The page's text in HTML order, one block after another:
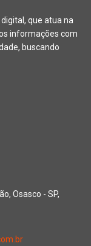
que atua na
informações com
buscando
Osasco - SP,